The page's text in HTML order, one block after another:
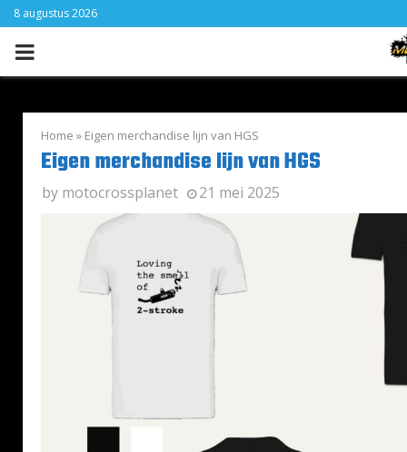
8 augustus 2026
PRIMARY
Home » Eigen merchandise lijn van HGS
Eigen merchandise lijn van HGS
by motocrossplanet 21 mei 2025